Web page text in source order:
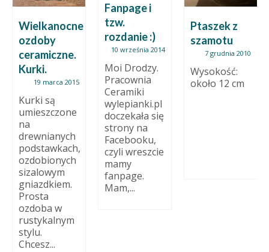
Wielkanocne
ozdoby
ceramiczne.
Kurki.
19 marca 2015
Kurki są
umieszczone
na
drewnianych
podstawkach,
ozdobionych
sizalowym
gniazdkiem.
Prosta
ozdoba w
rustykalnym
stylu.
Chcesz...
Fanpage i
tzw.
rozdanie :)
10 września 2014
Moi Drodzy.
Pracownia
Ceramiki
wylepianki.pl
doczekała się
strony na
Facebooku,
czyli wreszcie
mamy
fanpage.
Mam,...
Ptaszek z
szamotu
7 grudnia 2010
Wysokość:
około 12 cm